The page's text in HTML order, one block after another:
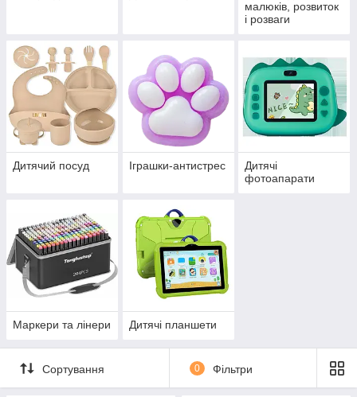
малюків, розвиток
і розваги
Дитячий посуд Іграшки-антистрес
Дитячі
фотоапарати
Маркери та лінери Дитячі планшети
Сортування 0 Фільтри